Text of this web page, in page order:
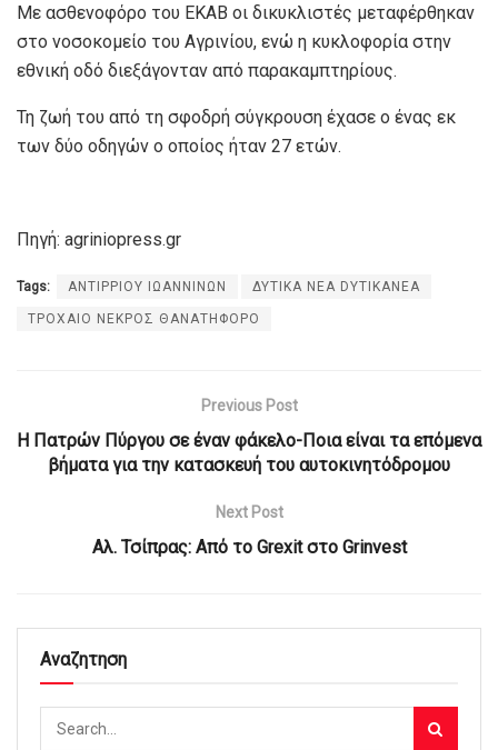
Με ασθενοφόρο του ΕΚΑΒ οι δικυκλιστές μεταφέρθηκαν
στο νοσοκομείο του Αγρινίου, ενώ η κυκλοφορία στην
εθνική οδό διεξάγονταν από παρακαμπτηρίους.
Τη ζωή του από τη σφοδρή σύγκρουση έχασε ο ένας εκ
των δύο οδηγών ο οποίος ήταν 27 ετών.
Πηγή: agriniopress.gr
Tags: ΑΝΤΙΡΡΙΟΥ ΙΩΑΝΝΙΝΩΝ ΔΥΤΙΚΑ ΝΕΑ DYTIKANEA
ΤΡΟΧΑΙΟ ΝΕΚΡΟΣ ΘΑΝΑΤΗΦΟΡΟ
Previous Post
Η Πατρών Πύργου σε έναν φάκελο-Ποια είναι τα επόμενα
βήματα για την κατασκευή του αυτοκινητόδρομου
Next Post
Αλ. Τσίπρας: Από το Grexit στο Grinvest
Αναζητηση